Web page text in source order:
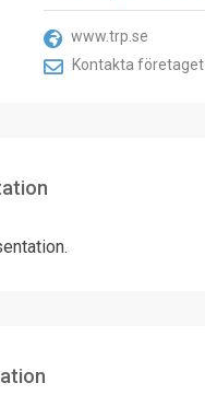
www.trp.se
Kontakta företaget